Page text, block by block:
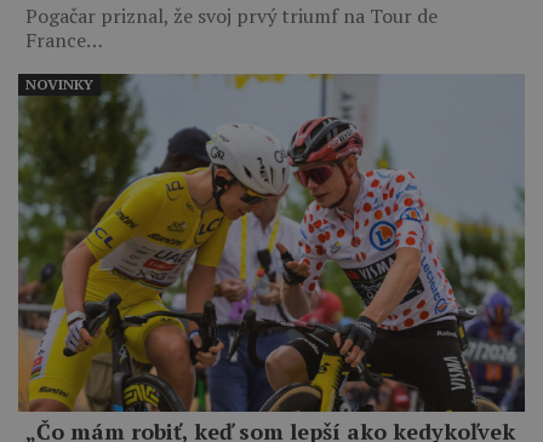
Pogačar priznal, že svoj prvý triumf na Tour de
France…
„Čo mám robiť, keď som lepší ako kedykoľvek
NOVINKY